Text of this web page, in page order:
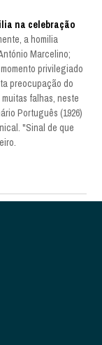
na celebração
a homilia
Marcelino;
privilegiado
preocupação do
falhas, neste
Português (1926)
"Sinal de que